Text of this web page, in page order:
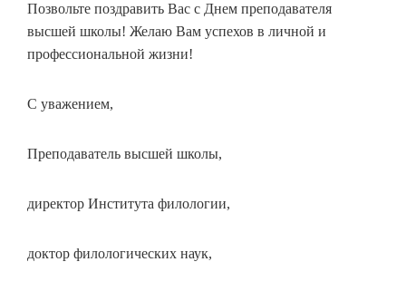
Позвольте поздравить Вас с Днем преподавателя
высшей школы! Желаю Вам успехов в личной и
профессиональной жизни!
С уважением,
Преподаватель высшей школы,
директор Института филологии,
доктор филологических наук,